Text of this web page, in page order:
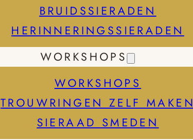
BRUIDSSIERADEN
HERINNERINGSSIERADEN
WORKSHOPS
WORKSHOPS
TROUWRINGEN ZELF MAKEN
SIERAAD SMEDEN